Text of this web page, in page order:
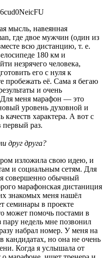
мысль, навеянная
где двое мужчин (один из
всю дистанцию, т. е.
180 км и
незрячего человека,
его с нуля к
пробежать её. Сама я бегаю
и очень
меня марафон — это
уровень духовной и
характера. А вот с
первый раз.
друг друга?
изложила свою идею, и
и социальным сетям. Для
совершенно обычный
марафонская дистаниция
знакомых меня нашёл
семинары в проекте
может помочь постами в
пару недель мне позвонил
набрал номер. У меня на
но она не очень
Когда я услышала от